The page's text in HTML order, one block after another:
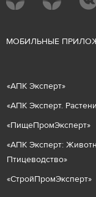
МОБИЛЬНЫЕ
«АПК Эксперт»
«АПК Эксперт.
«ПищеПромЭксперт»
«АПК Эксперт:
Птицеводство»
«СтройПромЭксперт»